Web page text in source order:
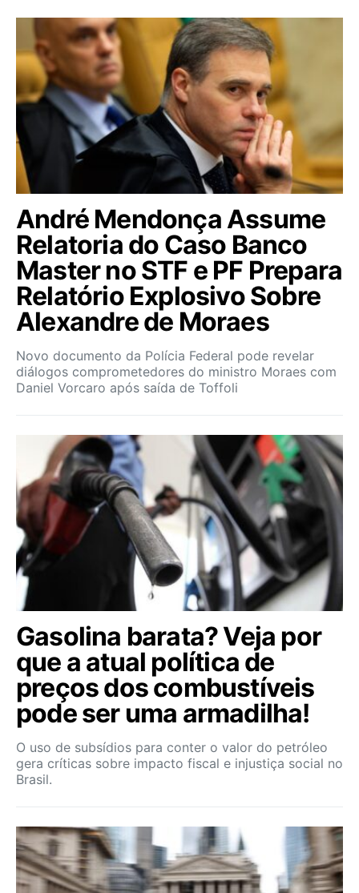
André Mendonça Assume
Relatoria do Caso Banco
Master no STF e PF Prepara
Relatório Explosivo Sobre
Alexandre de Moraes
Novo documento da Polícia Federal pode revelar
diálogos comprometedores do ministro Moraes com
Daniel Vorcaro após saída de Toffoli
Gasolina barata? Veja por
que a atual política de
preços dos combustíveis
pode ser uma armadilha!
O uso de subsídios para conter o valor do petróleo
gera críticas sobre impacto fiscal e injustiça social no
Brasil.